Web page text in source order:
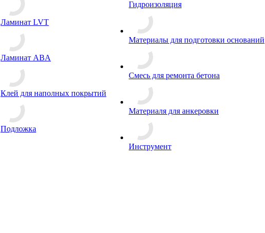
Ламинат LVT
Ламинат ABA
Клей для наполных покрытий
Подложка
Гидроизоляция
Материалы для подготовки оснований
Смесь для ремонта бетона
Материаля для анкеровки
Инструмент